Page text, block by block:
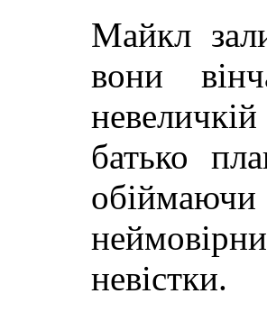
Майкл
вони
батько
невіс­тки.